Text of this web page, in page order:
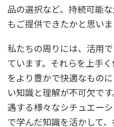
品の選択など、持続可能
もご提供できたかと思いま
私たちの周りには、活用
ています。それらを上手
をより豊かで快適なもの
い知識と理解が不可欠で
遇する様々なシチュエー
で学んだ知識を活かして